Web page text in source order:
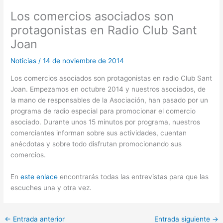
Los comercios asociados son
protagonistas en Radio Club Sant
Joan
Noticias /14 de noviembre de 2014
Los comercios asociados son protagonistas en radio Club Sant
Joan. Empezamos en octubre 2014 y nuestros asociados, de
la mano de responsables de la Asociación, han pasado por un
programa de radio especial para promocionar el comercio
asociado. Durante unos 15 minutos por programa, nuestros
comerciantes informan sobre sus actividades, cuentan
anécdotas y sobre todo disfrutan promocionando sus
comercios.
Eneste enlace encontrarás todas las entrevistas para que las
escuches una y otra vez.
← Entrada anterior Entrada siguiente →